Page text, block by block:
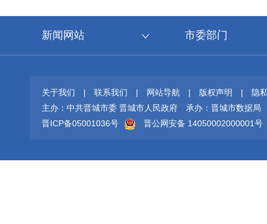
新闻网站 市委部门
关于我们 | 联系我们 | 网站导航 | 版权声明 |
隐
主办：中共晋城市委 晋城市人民政府
承办：晋城市数据局
晋ICP备05001036号
晋公网安备 14050002000001号